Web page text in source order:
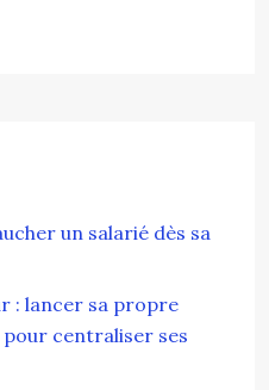
un salarié dès sa
: lancer sa propre
centraliser ses